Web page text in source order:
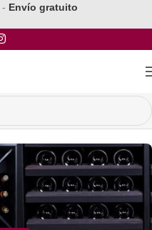
- Envío gratuito